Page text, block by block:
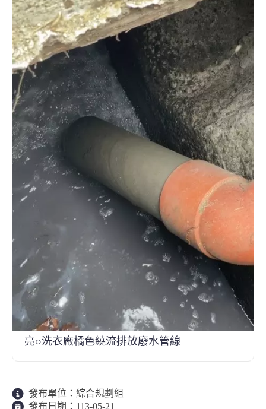
亮○洗衣廠橘色繞流排放廢水管線
發布單位： 綜合規劃組
發布日期： 113-05-21